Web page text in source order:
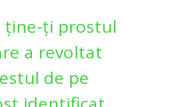
ţine-ţi prostul
a revoltat
de pe